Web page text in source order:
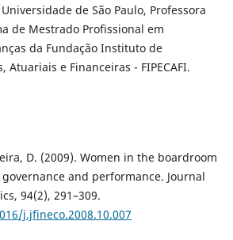
de São Paulo, Professora
de Mestrado Profissional em
da Fundação Instituto de
Atuariais e Financeiras - FIPECAFI.
D. (2009). Women in the boardroom
and performance. Journal
94(2), 291–309.
j.jfineco.2008.10.007